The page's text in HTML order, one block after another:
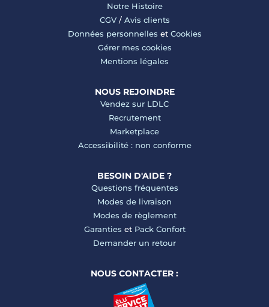
Notre Histoire
CGV/ Avis clients
Données personnelles et Cookies
Gérer mes cookies
Mentions légales
NOUS REJOINDRE
Vendez sur LDLC
Recrutement
Marketplace
Accessibilité : non conforme
BESOIN D'AIDE ?
Questions fréquentes
Modes de livraison
Modes de règlement
Garanties et Pack Confort
Demander un retour
NOUS CONTACTER :